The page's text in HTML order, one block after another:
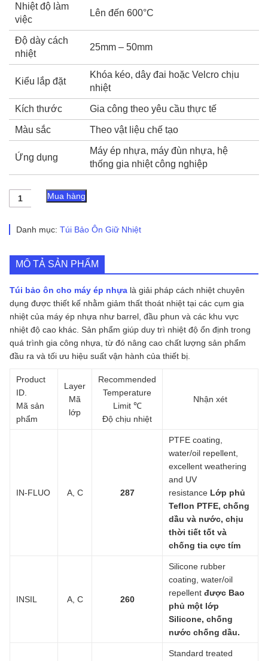
Nhiệt độ làm
việc
Lên đến 600°C
Độ dày cách
nhiệt
25mm – 50mm
Kiểu lắp đặt
Khóa kéo, dây đai hoặc Velcro chịu
nhiệt
Kích thước Gia công theo yêu cầu thực tế
Màu sắc Theo vật liệu chế tạo
Ứng dụng
Máy ép nhựa, máy đùn nhựa, hệ
thống gia nhiệt công nghiệp
Túi
Bảo
Cho
Máy
Nhựa
(Mẫu
số
lượng
Mua hàng
Danh mục: Túi Bảo Ôn Giữ Nhiệt
MÔ TẢ SẢN PHẨM
Túi bảo ôn cho máy ép nhựa là giải pháp cách nhiệt chuyên
dụng được thiết kế nhằm giảm thất thoát nhiệt tại các cụm gia
nhiệt của máy ép nhựa như barrel, đầu phun và các khu vực
nhiệt độ cao khác. Sản phẩm giúp duy trì nhiệt độ ổn định trong
quá trình gia công nhựa, từ đó nâng cao chất lượng sản phẩm
đầu ra và tối ưu hiệu suất vận hành của thiết bị.
Product
ID.
Mã sản
phẩm
Layer
Mã
lớp
Recommended
Temperature
Limit ℃
Độ chịu nhiệt
Nhận xét
IN-FLUO A, C 287
PTFE coating,
water/oil repellent,
excellent weathering
and UV
resistance Lớp phủ
Teflon PTFE, chống
dầu và nước, chịu
thời tiết tốt và
chống tia cực tím
INSIL A, C 260
Silicone rubber
coating, water/oil
repellent được Bao
phủ một lớp
Silicone, chống
nước chống dầu.
Standard treated